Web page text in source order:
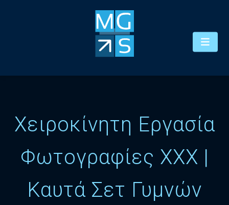
Χειροκίνητη Εργασία
Φωτογραφίες XXX |
Καυτά Σετ Γυμνών